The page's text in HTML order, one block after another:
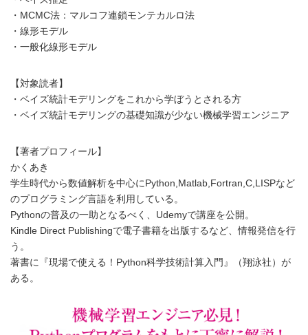
・MCMC法：マルコフ連鎖モンテカルロ法
・線形モデル
・一般化線形モデル
【対象読者】
・ベイズ統計モデリングをこれから学ぼうとされる方
・ベイズ統計モデリングの基礎知識が少ない機械学習エンジニア
【著者プロフィール】
かくあき
学生時代から数値解析を中心にPython,Matlab,Fortran,C,LISPなど
のプログラミング言語を利用している。
Pythonの普及の一助となるべく、Udemyで講座を公開。
Kindle Direct Publishingで電子書籍を出版するなど、情報発信を行
う。
著書に『現場で使える！Python科学技術計算入門』（翔泳社）が
ある。